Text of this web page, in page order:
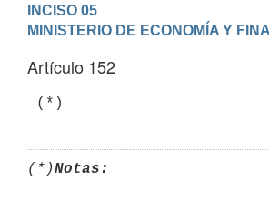
INCISO 05
MINISTERIO DE ECONOMÍA Y
Artículo 152
(*)
(*)Notas: